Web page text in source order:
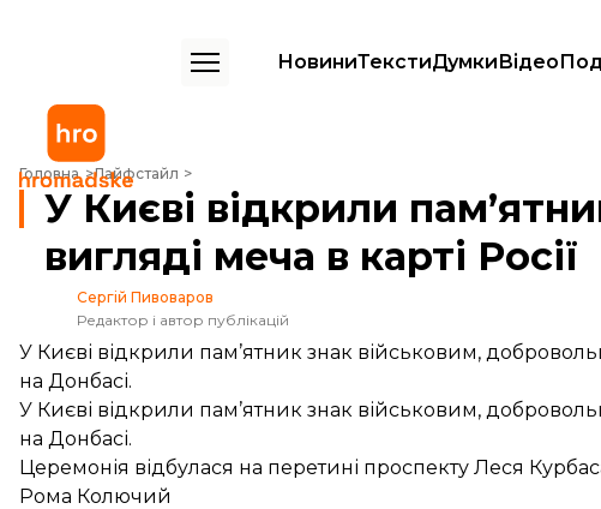
НовиниТекстиДумкиВідео
Головна Лайфстайл
У Києві відкрили пам’ятник ветеранам АТО у вигляді меча в карті Росії
У Києві відкрили
вигляді меча в карті Росії
Сергій Пивоваров
Редактор і автор публікацій
У Києві відкрили пам’ятник знак військовим,
на Донбасі.
У Києві відкрили пам’ятник знак військовим,
на Донбасі.
Церемонія відбулася на перетині проспекту Леся
Рома Колючий